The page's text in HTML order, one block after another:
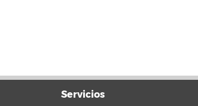
Servicios